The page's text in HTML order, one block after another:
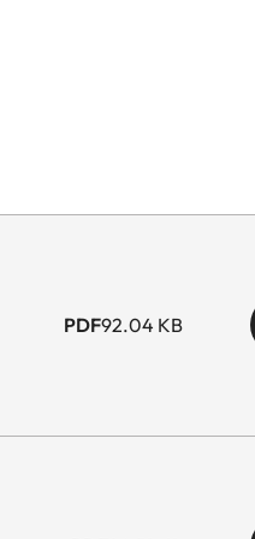
PDF92.04 KB